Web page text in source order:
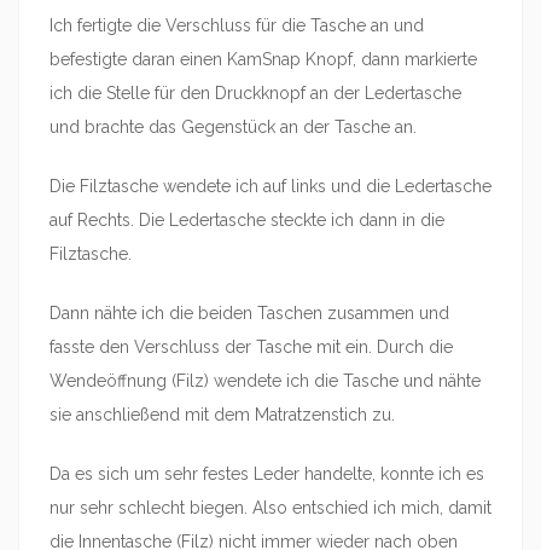
Ich fertigte die Verschluss für die Tasche an und
befestigte daran einen KamSnap Knopf, dann markierte
ich die Stelle für den Druckknopf an der Ledertasche
und brachte das Gegenstück an der Tasche an.
Die Filztasche wendete ich auf links und die Ledertasche
auf Rechts. Die Ledertasche steckte ich dann in die
Filztasche.
Dann nähte ich die beiden Taschen zusammen und
fasste den Verschluss der Tasche mit ein. Durch die
Wendeöffnung (Filz) wendete ich die Tasche und nähte
sie anschließend mit dem Matratzenstich zu.
Da es sich um sehr festes Leder handelte, konnte ich es
nur sehr schlecht biegen. Also entschied ich mich, damit
die Innentasche (Filz) nicht immer wieder nach oben